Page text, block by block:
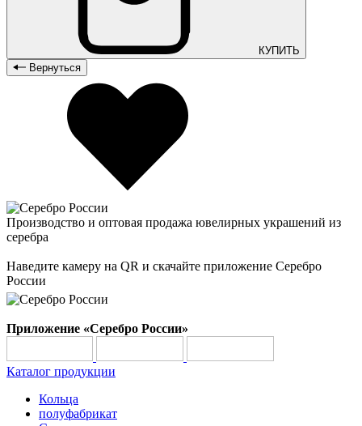
КУПИТЬ
Вернуться
Производство и оптовая продажа ювелирных украшений из
серебра
Наведите камеру на QR и скачайте приложение Серебро
России
Приложение «Серебро России»
Каталог продукции
Кольца
полуфабрикат